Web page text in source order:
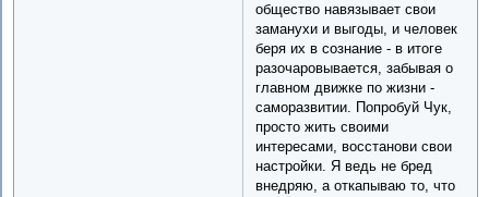
общество навязывает свои
заманухи и выгоды, и человек
беря их в сознание - в итоге
разочаровывается, забывая о
главном движке по жизни -
саморазвитии. Попробуй Чук,
просто жить своими
интересами, восстанови свои
настройки. Я ведь не бред
внедряю, а откапываю то, что